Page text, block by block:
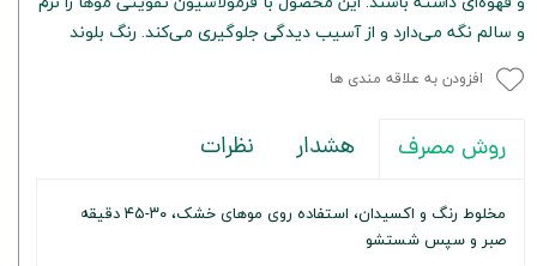
و سالم نگه می‌دارد و از آسیب دیدگی جلوگیری می‌کند. رنگ بلوند
افزودن به علاقه مندی ها
روش مصرف هشدار نظرات
مخلوط رنگ و اکسیدان، استفاده روی موهای خشک، ۳۰-۴۵ دقیقه
صبر و سپس شستشو